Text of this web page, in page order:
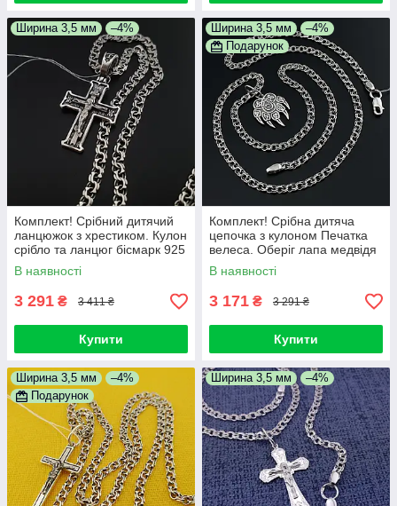
Ширина 3,5 мм –4%
Комплект! Срібний дитячий
ланцюжок з хрестиком. Кулон
срібло та ланцюг бісмарк 925
45 см
В наявності
3 291 ₴ 3 411 ₴
Купити
Ширина 3,5 мм
–4%
Подарунок
Комплект! Срібна дитяча
цепочка з кулоном Печатка
велеса. Оберіг лапа медвідя
та ланцюг бісмарк 925 45 см
В наявності
3 171 ₴ 3 291 ₴
Купити
Ширина 3,5 мм
–4%
Подарунок
Ширина 3,5 мм –4%